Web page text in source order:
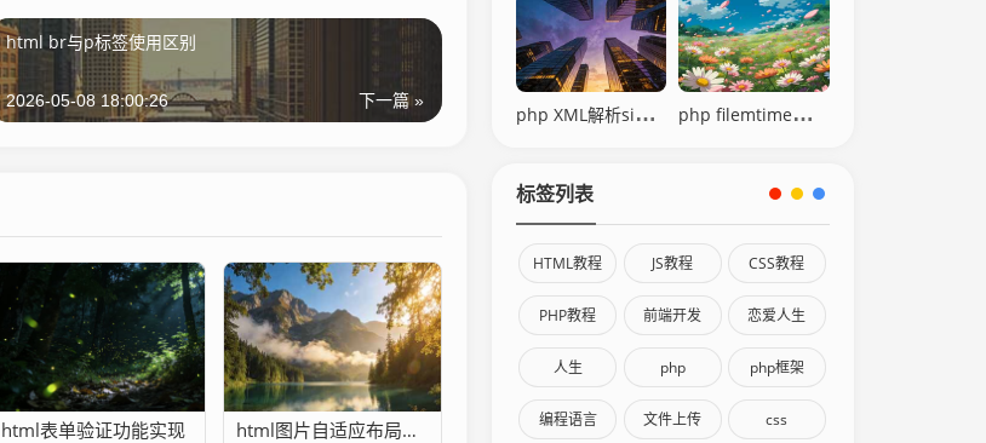
html br与p标签使用区别
下一篇 »
2026-05-08 18:00:26
html表单验证功能实现 html图片自适应布局技巧
php XML解析simplexml php filemtime修改时间
标签列表
HTML教程 JS教程 CSS教程
PHP教程 前端开发 恋爱人生
人生 php php框架
编程语言 文件上传 css